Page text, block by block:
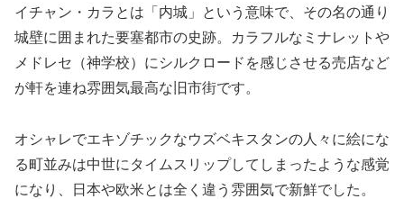
イチャン・カラとは「内城」という意味で、その名の通り
城壁に囲まれた要塞都市の史跡。カラフルなミナレットや
メドレセ（神学校）にシルクロードを感じさせる売店など
が軒を連ね雰囲気最高な旧市街です。
オシャレでエキゾチックなウズベキスタンの人々に絵にな
る町並みは中世にタイムスリップしてしまったような感覚
になり、日本や欧米とは全く違う雰囲気で新鮮でした。